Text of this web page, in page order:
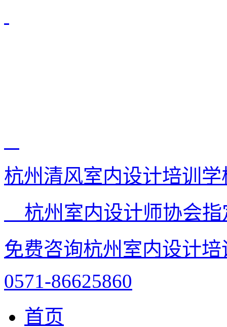
杭州清风室内设计培训学
杭州室内设计师协会
免费咨询杭州室内设计
0571-86625860
首页